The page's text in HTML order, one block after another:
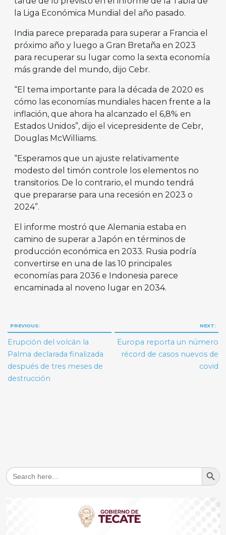
la Liga Económica Mundial del año pasado.
India parece preparada para superar a Francia el
próximo año y luego a Gran Bretaña en 2023
para recuperar su lugar como la sexta economía
más grande del mundo, dijo Cebr.
“El tema importante para la década de 2020 es
cómo las economías mundiales hacen frente a la
inflación, que ahora ha alcanzado el 6,8% en
Estados Unidos”, dijo el vicepresidente de Cebr,
Douglas McWilliams.
“Esperamos que un ajuste relativamente
modesto del timón controle los elementos no
transitorios. De lo contrario, el mundo tendrá
que prepararse para una recesión en 2023 o
2024”.
El informe mostró que Alemania estaba en
camino de superar a Japón en términos de
producción económica en 2033. Rusia podría
convertirse en una de las 10 principales
economías para 2036 e Indonesia parece
encaminada al noveno lugar en 2034.
Navegación
de
entradas
PREVIOUS:
Erupción del volcán la
Palma declarada finalizada
después de tres meses de
destrucción
NEXT:
Europa reporta un número
récord de casos nuevos de
covid
Search
for:
Search